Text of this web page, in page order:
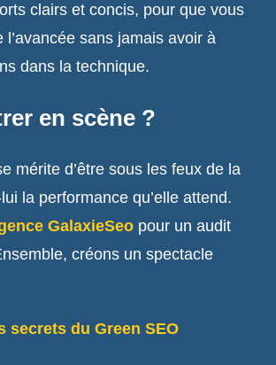
clairs et concis, pour que vous
l’avancée sans jamais avoir à
dans la technique.
en scène ?
mérite d’être sous les feux de la
la performance qu’elle attend.
GalaxieSeo pour un audit
créons un spectacle
secrets du Green SEO